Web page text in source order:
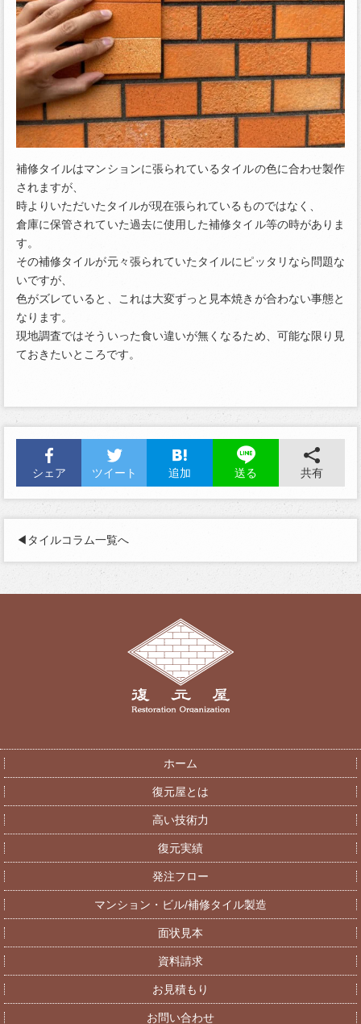
補修タイルはマンションに張られているタイルの色に合わせ製作
されますが、
時よりいただいたタイルが現在張られているものではなく、
倉庫に保管されていた過去に使用した補修タイル等の時がありま
す。
その補修タイルが元々張られていたタイルにピッタリなら問題な
いですが、
色がズレていると、これは大変ずっと見本焼きが合わない事態と
なります。
現地調査ではそういった食い違いが無くなるため、可能な限り見
ておきたいところです。
シェア ツイート 追加 送る 共有
◀︎タイルコラム一覧へ
ホーム
復元屋とは
高い技術力
復元実績
発注フロー
マンション・ビル/補修タイル製造
面状見本
資料請求
お見積もり
お問い合わせ